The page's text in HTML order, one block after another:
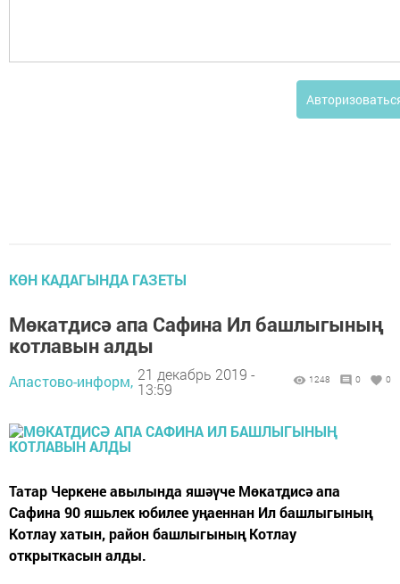
КӨН КАДАГЫНДА ГАЗЕТЫ
Мөкатдисә апа Сафина Ил башлыгының
котлавын алды
Апастово-информ, 21 декабрь 2019 -
13:59
1248 0 0
Татар Черкене авылында яшәүче Мөкатдисә апа
Сафина 90 яшьлек юбилее уңаеннан Ил башлыгының
Котлау хатын, район башлыгының Котлау
открыткасын алды.